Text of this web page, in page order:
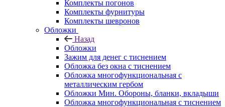
Комплекты погонов
Комплекты фурнитуры
Комплекты шевронов
Обложки
Назад
Обложки
Зажим для денег с тиснением
Обложка без окна с тиснением
Обложка многофункциональная с
металлическим гербом
Обложки Мин. Обороны, бланки, вкладыши
Обложка многофункциональная с тиснением